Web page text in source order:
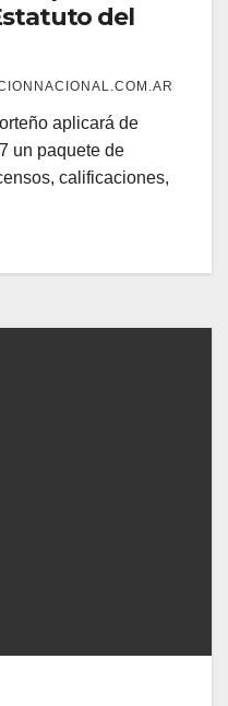
del
aplicará de
un paquete de
calificaciones,